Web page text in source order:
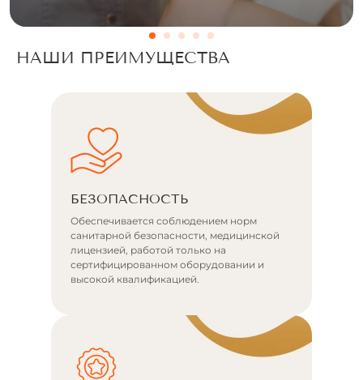
НАШИ ПРЕИМУЩЕСТВА
БЕЗОПАСНОСТЬ
Обеспечивается соблюдением норм
санитарной безопасности, медицинской
лицензией, работой только на
сертифицированном оборудовании и
высокой квалификацией.